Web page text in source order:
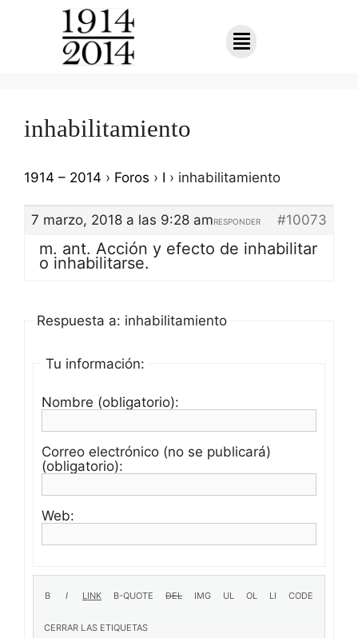
inhabilitamiento
1914 – 2014 › Foros › I › inhabilitamiento
7 marzo, 2018 a las 9:28 am #10073
RESPONDER
m. ant. Acción y efecto de inhabilitar
o inhabilitarse.
Respuesta a: inhabilitamiento
Tu información:
Nombre (obligatorio):
Correo electrónico (no se publicará)
(obligatorio):
Web: